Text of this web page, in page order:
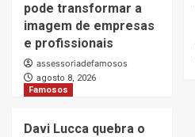
pode transformar a
imagem de empresas
e profissionais
assessoriadefamosos
agosto 8, 2026
Famosos
Davi Lucca quebra o